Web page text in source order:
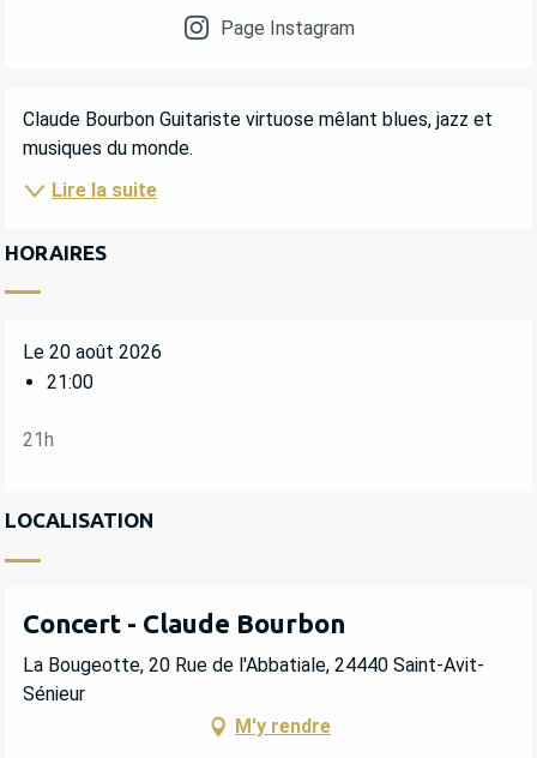
Page Instagram
DESCRIPTION
Claude Bourbon Guitariste virtuose mêlant blues, jazz et
musiques du monde.
Lire la suite
HORAIRES
Le 20 août 2026
21:00
21h
LOCALISATION
Concert - Claude Bourbon
La Bougeotte, 20 Rue de l'Abbatiale, 24440 Saint-Avit-
Sénieur
M'y rendre